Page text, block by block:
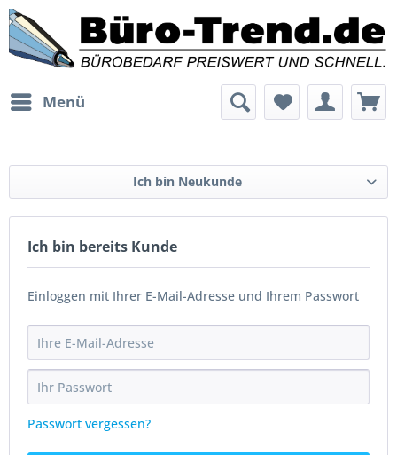
Menü
Ich bin Neukunde
Ich bin bereits Kunde
Einloggen mit Ihrer E-Mail-Adresse und Ihrem Passwort
Passwort vergessen?